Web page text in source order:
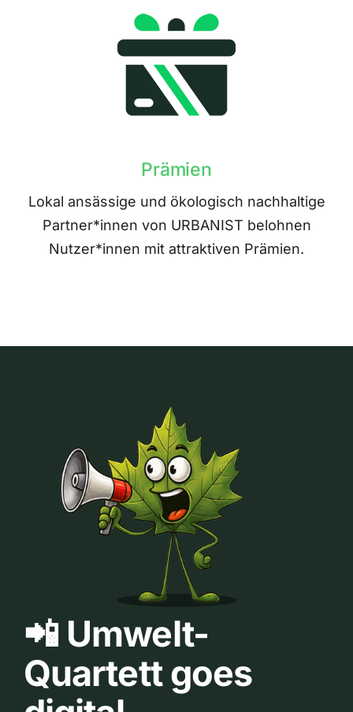
Prämien
Lokal ansässige und ökologisch nachhaltige
Partner*innen von URBANIST belohnen
Nutzer*innen mit attraktiven Prämien.
📲 Umwelt-
Quartett goes